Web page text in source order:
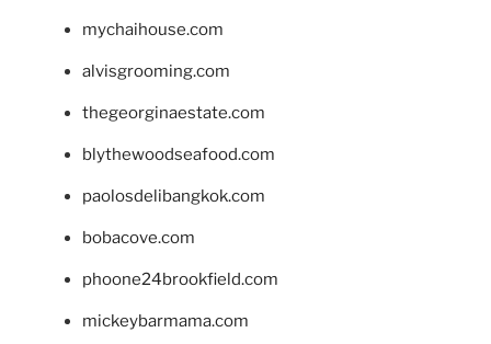
mychaihouse.com
alvisgrooming.com
thegeorginaestate.com
blythewoodseafood.com
paolosdelibangkok.com
bobacove.com
phoone24brookfield.com
mickeybarmama.com